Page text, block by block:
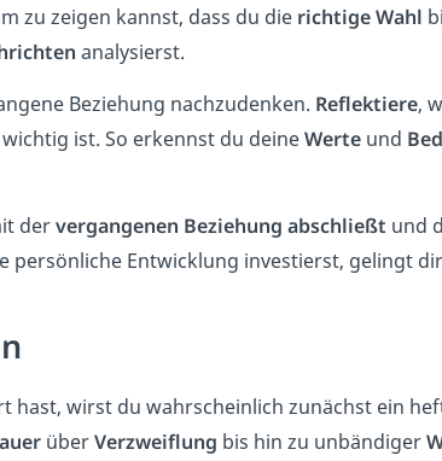
zu zeigen kannst, dass du die richtige Wahl
analysierst.
Beziehung nachzudenken. Reflektiere,
ist. So erkennst du deineWerte und
dervergangenen Beziehung abschließt und
persönliche Entwicklung investierst, gelingt
hast, wirst du wahrscheinlich zunächst ein
überVerzweiflung bis hin zu unbändiger